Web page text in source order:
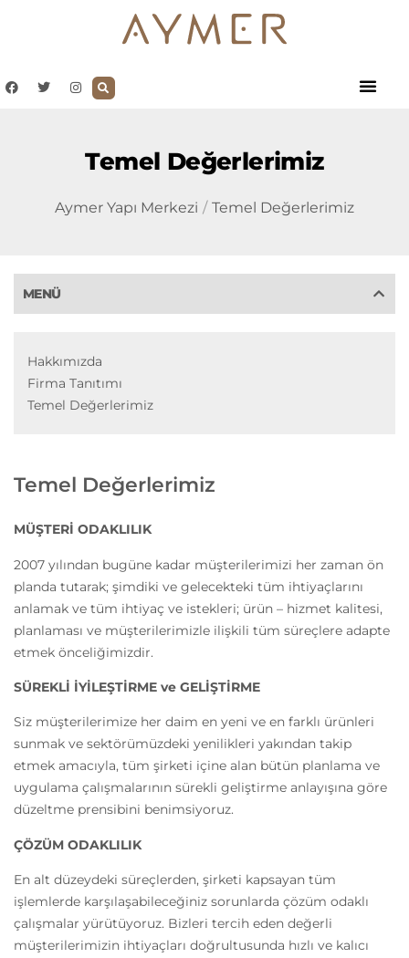
Temel Değerlerimiz
Aymer Yapı Merkezi Temel Değerlerimiz
MENÜ
Hakkımızda
Firma Tanıtımı
Temel Değerlerimiz
Temel Değerlerimiz
MÜŞTERİ ODAKLILIK
2007 yılından bugüne kadar müşterilerimizi her zaman ön
planda tutarak; şimdiki ve gelecekteki tüm ihtiyaçlarını
anlamak ve tüm ihtiyaç ve istekleri; ürün – hizmet kalitesi,
planlaması ve müşterilerimizle ilişkili tüm süreçlere adapte
etmek önceliğimizdir.
SÜREKLİ İYİLEŞTİRME ve GELİŞTİRME
Siz müşterilerimize her daim en yeni ve en farklı ürünleri
sunmak ve sektörümüzdeki yenilikleri yakından takip
etmek amacıyla, tüm şirketi içine alan bütün planlama ve
uygulama çalışmalarının sürekli geliştirme anlayışına göre
düzeltme prensibini benimsiyoruz.
ÇÖZÜM ODAKLILIK
En alt düzeydeki süreçlerden, şirketi kapsayan tüm
işlemlerde karşılaşabileceğiniz sorunlarda çözüm odaklı
çalışmalar yürütüyoruz. Bizleri tercih eden değerli
müşterilerimizin ihtiyaçları doğrultusunda hızlı ve kalıcı